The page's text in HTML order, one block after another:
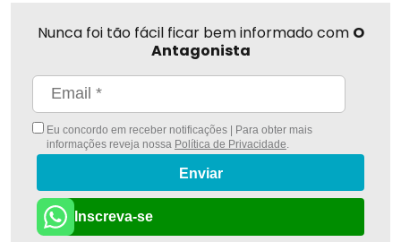
Nunca foi tão fácil ficar bem informado com O
Antagonista
Eu concordo em receber notificações | Para obter mais
informações reveja nossa Política de Privacidade
Enviar
Inscreva-se